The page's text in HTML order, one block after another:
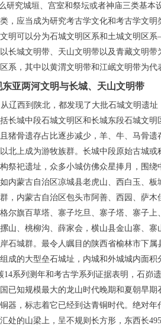
研究城垣、宫室和祭坛或者神庙三类基本
，应当成为研究考古学文化和考古学文明
明可以分为石城文明区系和土城文明区
长城文明带、天山文明带以及青藏文明带
系，其中以黄渭文明带和江岷文明带为代
东亚两河文明与长城、天山文明带
辽西到陕北，都发现了大批石城文明遗址
长城中段石城文明区和长城东段石城文
猪骨遗存占比逐步减少，羊、牛、马骨遗
北上成为游牧族群。长城中段原始古城或
祭祀遗址，众多小城仿佛众星捧月，围绕
内蒙古自治区凉城县老虎山、西白玉、板
，内蒙古自治区包头市阿善、西园、萨木
尔旗百草塔、寨子圪旦、寨子塔、寨子上
山、桃柳沟、薛家会，横山县金山寨、寨
石城群。最令人瞩目的陕西省榆林市下属
的大型垒石城址，内城和外城城内面积
系列测年和考古学系列证据表明，石峁
已知规模最大的龙山时代晚期和夏朝早期
器，标志着它已经到达青铜时代。绝对
处的山梁上，呈不规则长方形，东西长